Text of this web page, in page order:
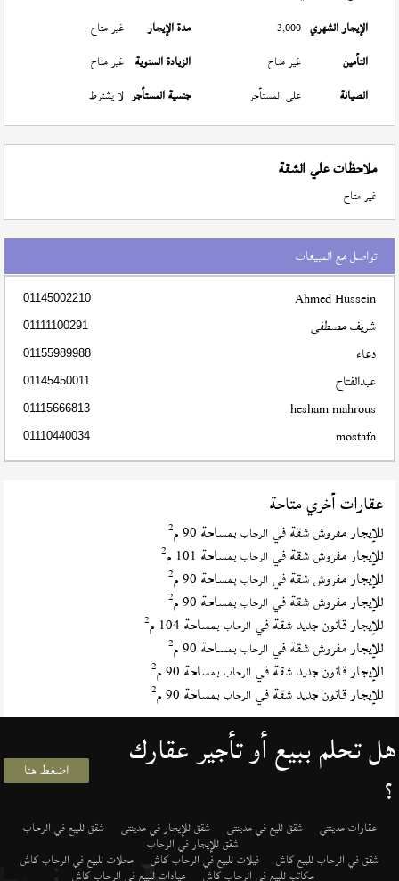
الإيجار الشهري 3,000 مدة الإيجار
غير متاح
التأمين
غير متاح الزيادة السنوية غير متاح
الصيانة
على المستأجر جنسية المستأجر لا يشترط
ملاحظات علي الشقة
غير متاح
تواصل مع المبيعات
Ahmed Hussein
01145002210
شريف مصطفى 01111100291
دعاء 01155989988
عبدالفتاح 01145450011
hesham mahrous
01115666813
mostafa
01110440034
عقارات أخري متاحة
للإيجار مفروش شقة في الرحاب بمساحة 90 م 2
للإيجار مفروش شقة في الرحاب بمساحة 101 م 2
للإيجار مفروش شقة في الرحاب بمساحة 90 م 2
للإيجار مفروش شقة في الرحاب بمساحة 90 م 2
للإيجار قانون جديد شقة في الرحاب بمساحة 104 م 2
للإيجار مفروش شقة في الرحاب بمساحة 90 م 2
للإيجار قانون جديد شقة في الرحاب بمساحة 90 م 2
للإيجار قانون جديد شقة في الرحاب بمساحة 90 م 2
هل تحلم ببيع أو تأجير عقارك
؟ اضغط هنا
عقارات مدينتي شقق لليع في مدينتى شقق للإيجار في مدينتى شقق للبيع في الرحاب
شقق للإيجار في الرحاب
شقق في الرحاب للبيع كاش فيلات للبيع في الرحاب كاش محلات للبيع في الرحاب كاش
مكاتب للبيع في الرحاب كاش عيادات للبيع في الرحاب كاش